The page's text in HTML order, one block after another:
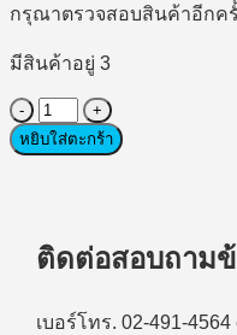
กรุณาตรวจสอบสินค้าอีกค
มีสินค้าอยู่ 3
จำนวน
(หู
ไร้
Tri-
หยิบใส่ตะกร้า
ติดต่อสอบถาม
เบอร์โทร. 02-491-